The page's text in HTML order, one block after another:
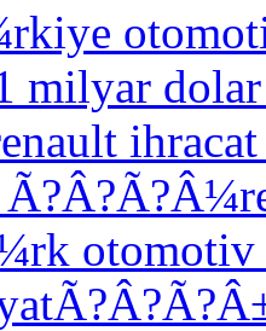
milyar
otomotiv